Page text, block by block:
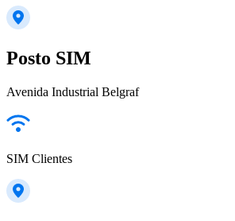
Posto SIM
Avenida Industrial Belgraf
SIM Clientes